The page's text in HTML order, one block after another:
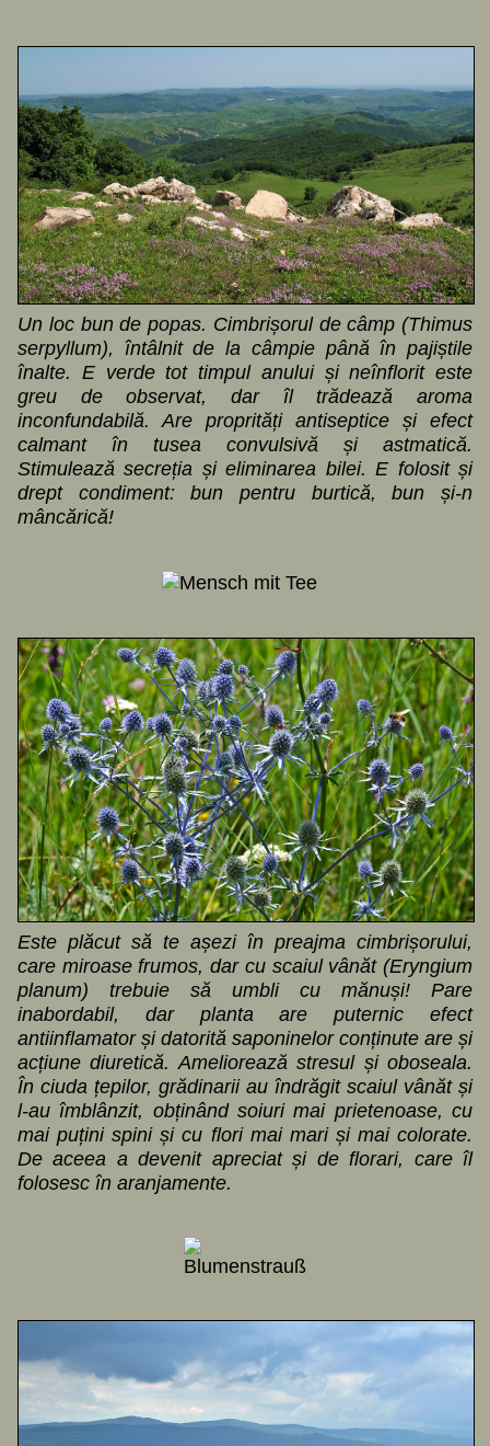
Un loc bun de popas. Cimbrișorul de câmp (Thimus
serpyllum), întâlnit de la câmpie până în pajiștile
înalte. E verde tot timpul anului și neînflorit este
greu de observat, dar îl trădează aroma
inconfundabilă. Are proprități antiseptice și efect
calmant în tusea convulsivă și astmatică.
Stimulează secreția și eliminarea bilei. E folosit și
drept condiment: bun pentru burtică, bun și-n
mâncărică!
Este plăcut să te așezi în preajma cimbrișorului,
care miroase frumos, dar cu scaiul vânăt (Eryngium
planum) trebuie să umbli cu mănuși! Pare
inabordabil, dar planta are puternic efect
antiinflamator și datorită saponinelor conținute are și
acțiune diuretică. Ameliorează stresul și oboseala.
În ciuda țepilor, grădinarii au îndrăgit scaiul vânăt și
l-au îmblânzit, obținând soiuri mai prietenoase, cu
mai puțini spini și cu flori mai mari și mai colorate.
De aceea a devenit apreciat și de florari, care îl
folosesc în aranjamente.